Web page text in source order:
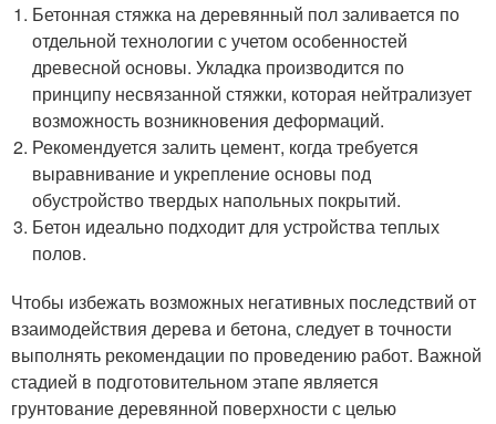
Бетонная стяжка на деревянный пол заливается по
отдельной технологии с учетом особенностей
древесной основы. Укладка производится по
принципу несвязанной стяжки, которая нейтрализует
возможность возникновения деформаций.
Рекомендуется залить цемент, когда требуется
выравнивание и укрепление основы под
обустройство твердых напольных покрытий.
Бетон идеально подходит для устройства теплых
полов.
Чтобы избежать возможных негативных последствий от
взаимодействия дерева и бетона, следует в точности
выполнять рекомендации по проведению работ. Важной
стадией в подготовительном этапе является
грунтование деревянной поверхности с целью